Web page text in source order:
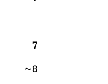
7
～8